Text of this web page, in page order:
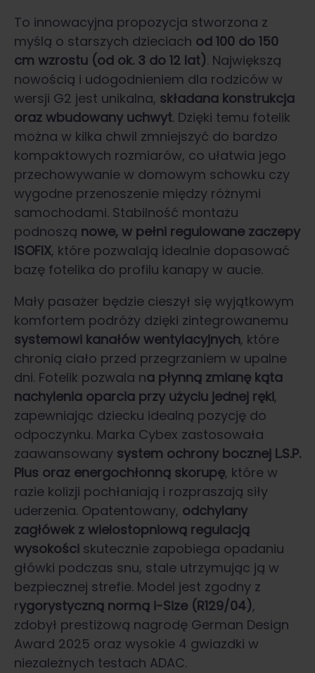
To innowacyjna propozycja stworzona z
myślą o starszych dzieciach od 100 do 150
cm wzrostu (od ok. 3 do 12 lat). Największą
nowością i udogodnieniem dla rodziców w
wersji G2 jest unikalna, składana konstrukcja
oraz wbudowany uchwyt. Dzięki temu fotelik
można w kilka chwil zmniejszyć do bardzo
kompaktowych rozmiarów, co ułatwia jego
przechowywanie w domowym schowku czy
wygodne przenoszenie między różnymi
samochodami. Stabilność montażu
podnoszą nowe, w pełni regulowane zaczepy
ISOFIX, które pozwalają idealnie dopasować
bazę fotelika do profilu kanapy w aucie.
Mały pasażer będzie cieszył się wyjątkowym
komfortem podróży dzięki zintegrowanemu
systemowi kanałów wentylacyjnych, które
chronią ciało przed przegrzaniem w upalne
dni. Fotelik pozwala na płynną zmianę kąta
nachylenia oparcia przy użyciu jednej ręki,
zapewniając dziecku idealną pozycję do
odpoczynku. Marka Cybex zastosowała
zaawansowany system ochrony bocznej L.S.P.
Plus oraz energochłonną skorupę, które w
razie kolizji pochłaniają i rozpraszają siły
uderzenia. Opatentowany, odchylany
zagłówek z wielostopniową regulacją
wysokości skutecznie zapobiega opadaniu
główki podczas snu, stale utrzymując ją w
bezpiecznej strefie. Model jest zgodny z
rygorystyczną normą i-Size (R129/04),
zdobył prestiżową nagrodę German Design
Award 2025 oraz wysokie 4 gwiazdki w
niezależnych testach ADAC.